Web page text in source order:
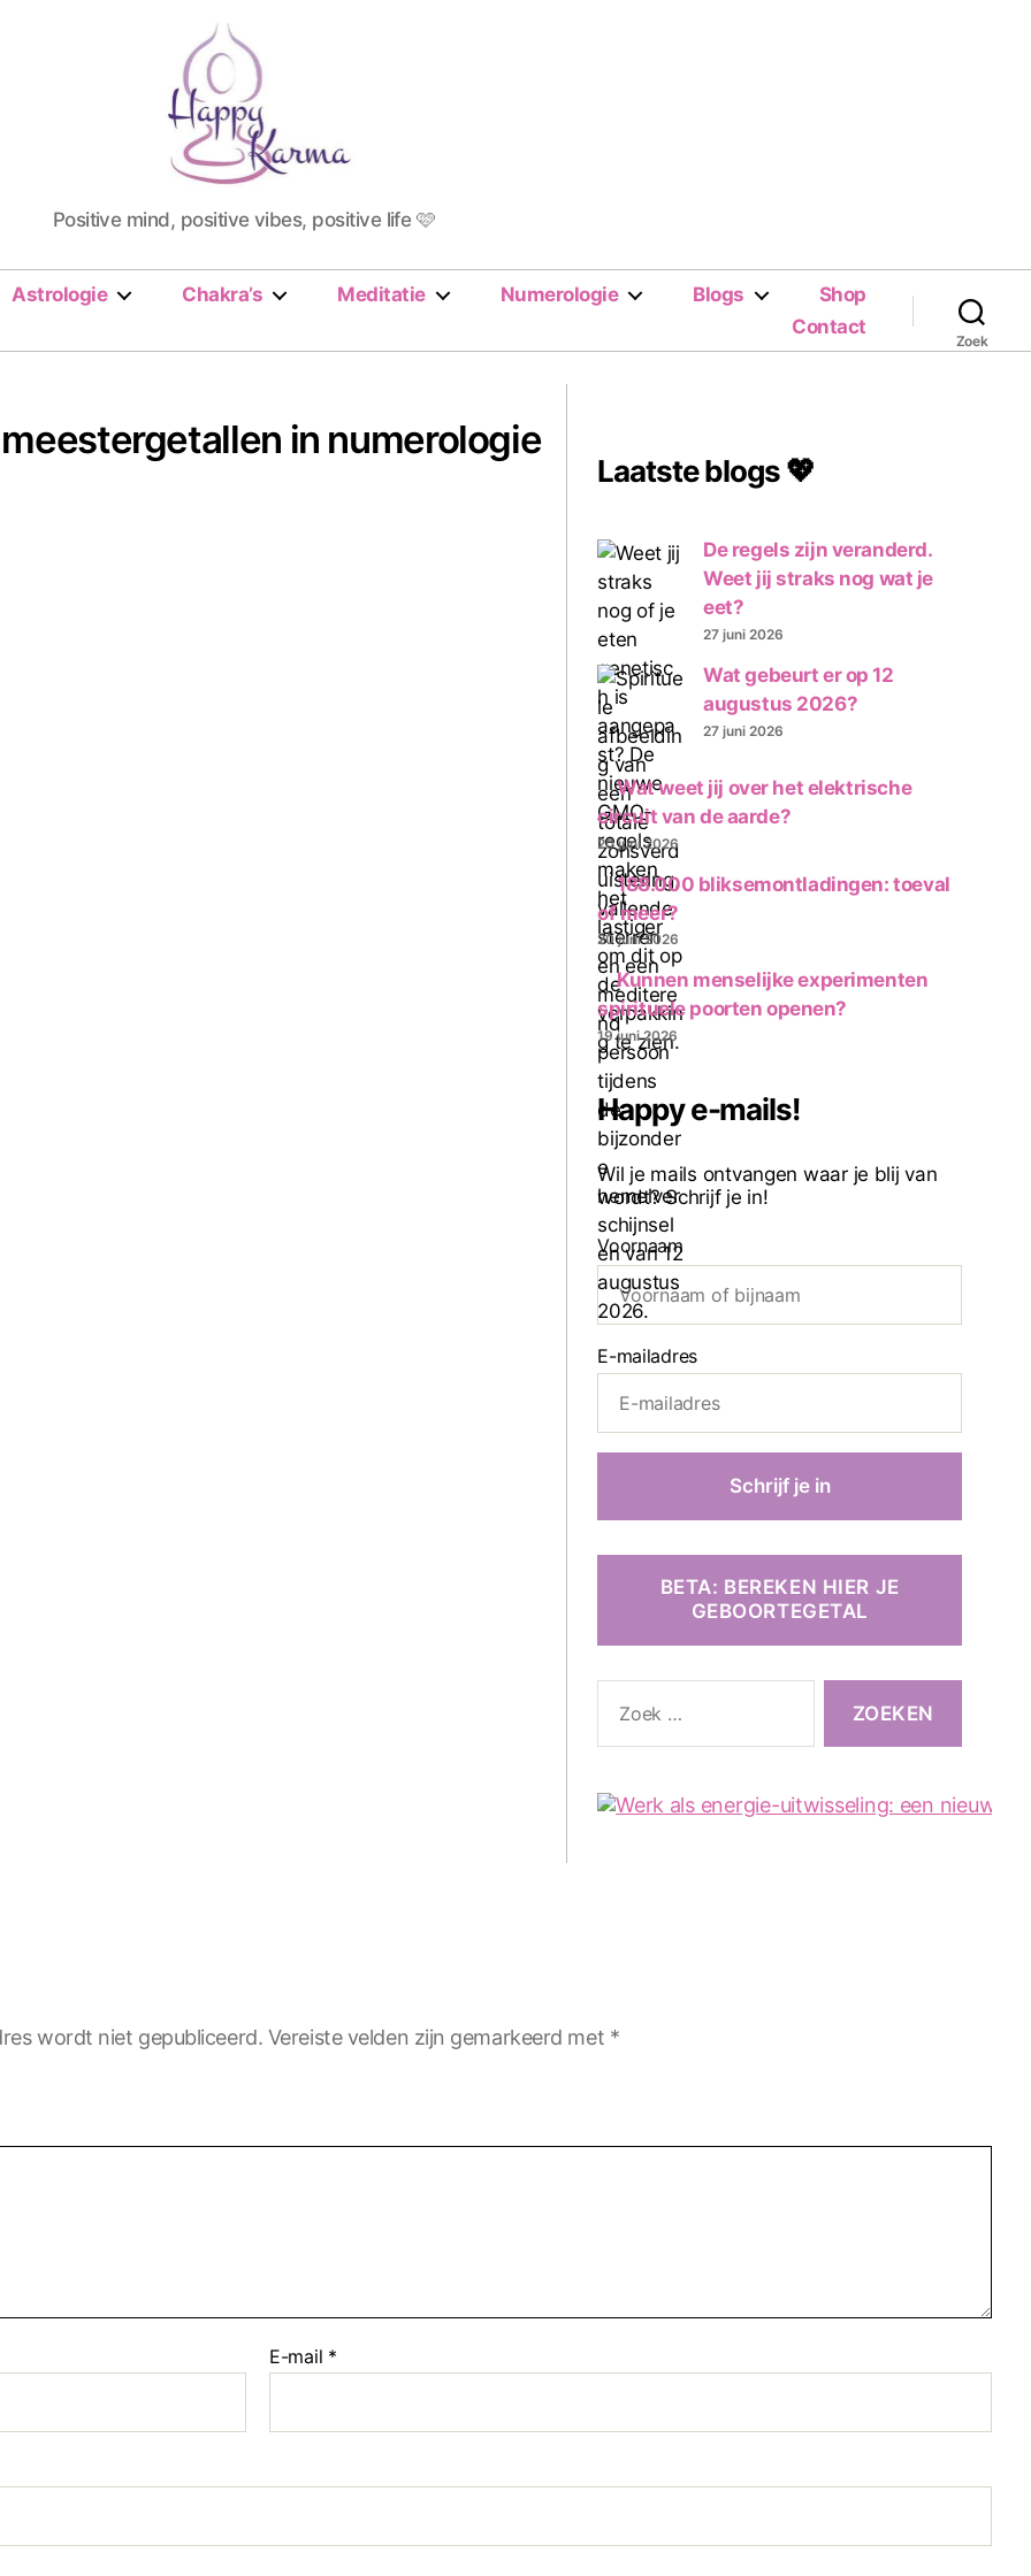
Happy
Karma
Positive mind, positive vibes, positive life 🩷
Astrologie Chakra’s Meditatie Numerologie Blogs
Shop
Contact
Zoek
in numerologie
Laatste blogs 💖
De regels zijn veranderd.
Weet jij straks nog wat je
eet?
27 juni 2026
Wat gebeurt er op 12
augustus 2026?
27 juni 2026
Wat weet jij over het elektrische
circuit van de aarde?
20 juni 2026
188.000 bliksemontladingen: toeval
of meer?
20 juni 2026
Kunnen menselijke experimenten
spirituele poorten openen?
19 juni 2026
Happy e-mails!
Wil je mails ontvangen waar je blij van
wordt? Schrijf je in!
Voornaam
E-mailadres
BETA: BEREKEN HIER JE
GEBOORTEGETAL
naar:
wordt niet gepubliceerd. Vereiste velden zijn gemarkeerd met *
E-mail *